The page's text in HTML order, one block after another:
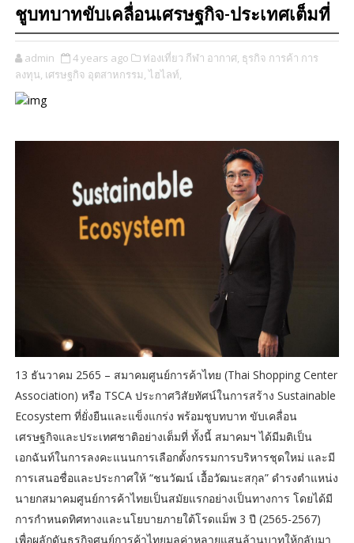
ชูบทบาทขับเคลื่อนเศรษฐกิจ-ประเทศเต็มที่
admin 4 years ago ท่องเที่ยว กีฬา อากาศ, ธุรกิจ การค้า การ
ลงทุน, เศรษฐกิจ อุตสาหกรรม, ไฮไลท์,
13 ธันวาคม 2565 – สมาคมศูนย์การค้าไทย (Thai Shopping Center
Association) หรือ TSCA ประกาศวิสัยทัศน์ในการสร้าง Sustainable
Ecosystem ที่ยั่งยืนและแข็งแกร่ง พร้อมชูบทบาท ขับเคลื่อน
เศรษฐกิจและประเทศชาติอย่างเต็มที่ ทั้งนี้ สมาคมฯ ได้มีมติเป็น
เอกฉันท์ในการลงคะแนนการเลือกตั้งกรรมการบริหารชุดใหม่ และมี
การเสนอชื่อและประกาศให้ “ชนวัฒน์ เอื้อวัฒนะสกุล” ดำรงตำแหน่ง
นายกสมาคมศูนย์การค้าไทยเป็นสมัยแรกอย่างเป็นทางการ โดยได้มี
การกำหนดทิศทางและนโยบายภายใต้โรดแม็พ 3 ปี (2565-2567)
เพื่อผลักดันธุรกิจศูนย์การค้าไทยมูลค่าหลายแสนล้านบาทให้กลับมา